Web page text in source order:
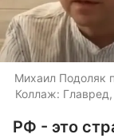
Михаил Подоляк
Коллаж:
РФ - это